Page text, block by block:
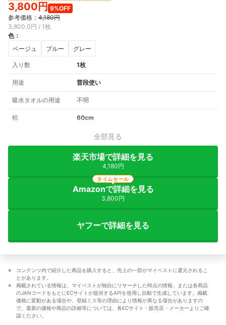
3,800円 9%OFF
参考価格： 4,180円
3,800.0円 / 1枚
色：
ベージュ
ブルー グレー
入り数 1枚
用途 普段使い
吸水タオルの用途 不明
幅 60cm
全部見る
楽天市場で詳細を見る
4,180円
Amazonで詳細を見る
3,800円
タイムセール
ヤフーで詳細を見る
コンテンツ内で紹介した商品を購入すると、売上の一部がマイベストに還元されるこ
とがあります。
掲載されている情報は、マイベストが独自にリサーチした時点の情報、または各商品
のJANコードをもとにECサイトが提供するAPIを使用し自動で生成しています。掲載
価格に変動がある場合や、登録ミス等の理由により情報が異なる場合がありますの
で、最新の価格や商品の詳細等については、各ECサイト・販売店・メーカーよりご確
認ください。